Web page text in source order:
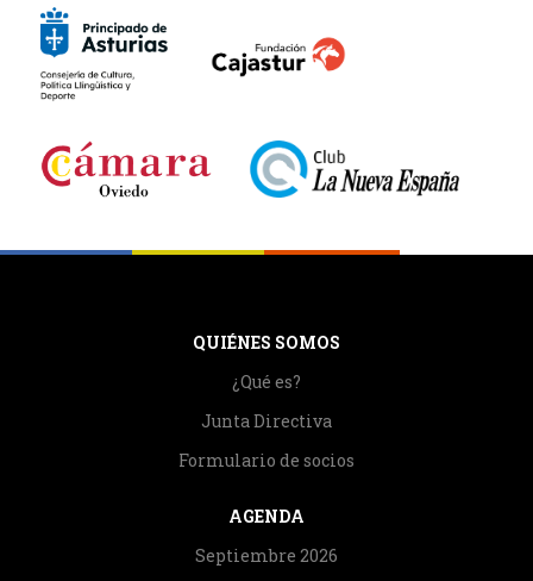
QUIÉNES SOMOS
¿Qué es?
Junta Directiva
Formulario de socios
AGENDA
Septiembre 2026